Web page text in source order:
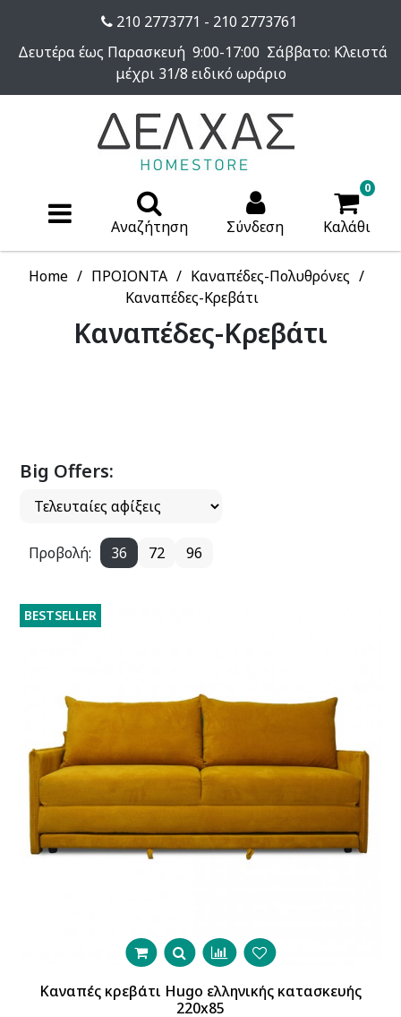
210 2773771 - 210 2773761
Δευτέρα έως Παρασκευή 9:00-17:00 Σάββατο: Κλειστά
μέχρι 31/8 ειδικό ωράριο
Αναζήτηση Σύνδεση
0
Καλάθι
Home ΠΡΟΙΟΝΤΑ
Καναπέδες-Πολυθρόνες
Καναπέδες-Κρεβάτι
Καναπέδες-Κρεβάτι
Big Offers:
Προβολή: 36 72 96
BESTSELLER
Καναπές κρεβάτι Hugo ελληνικής κατασκευής
220x85